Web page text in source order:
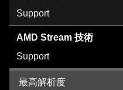
Support
AMD Stream 技術
Support
最高解析度